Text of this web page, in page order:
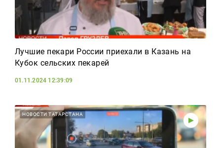
Лучшие пекари России приехали в Казань на
Кубок сельских пекарей
01.11.2024 12:39:09
НОВОСТИ ТАТАРСТАНА